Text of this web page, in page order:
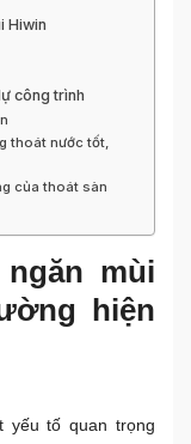
Hiwin
công trình
thoát nước tốt,
của thoát sàn
mùi
hiện
yếu tố quan trọng